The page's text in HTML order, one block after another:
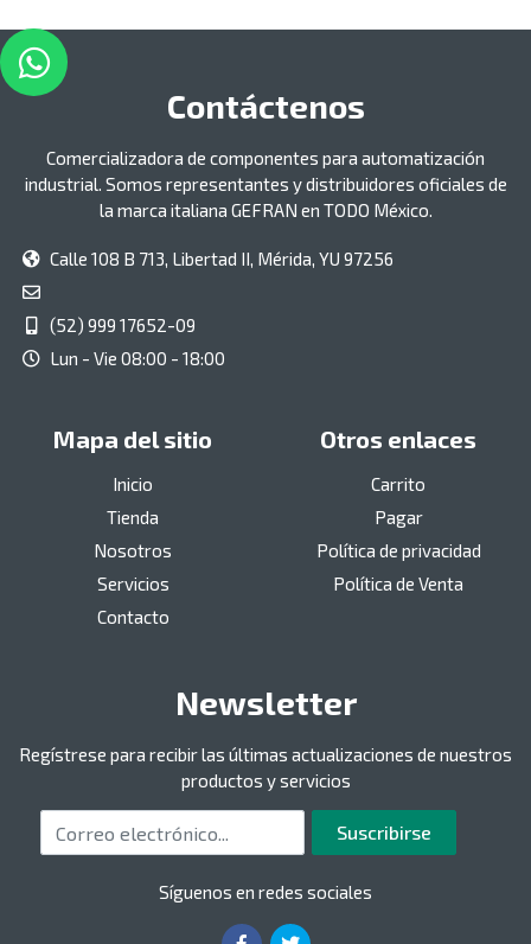
Contáctenos
Comercializadora de componentes para automatización
industrial. Somos representantes y distribuidores oficiales de
la marca italiana GEFRAN en TODO México.
Calle 108 B 713, Libertad II, Mérida, YU 97256
(52) 999 17652-09
Lun - Vie 08:00 - 18:00
Mapa del sitio
Inicio
Tienda
Nosotros
Servicios
Contacto
Otros enlaces
Carrito
Pagar
Política de privacidad
Política de Venta
Newsletter
Regístrese para recibir las últimas actualizaciones de nuestros
productos y servicios
Correo electrónico Suscribirse
Síguenos en redes sociales